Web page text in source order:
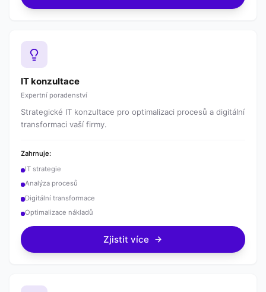
IT konzultace
Expertní poradenství
Strategické IT konzultace pro optimalizaci procesů a digitální
transformaci vaší firmy.
Zahrnuje:
IT strategie
Analýza procesů
Digitální transformace
Optimalizace nákladů
Zjistit více